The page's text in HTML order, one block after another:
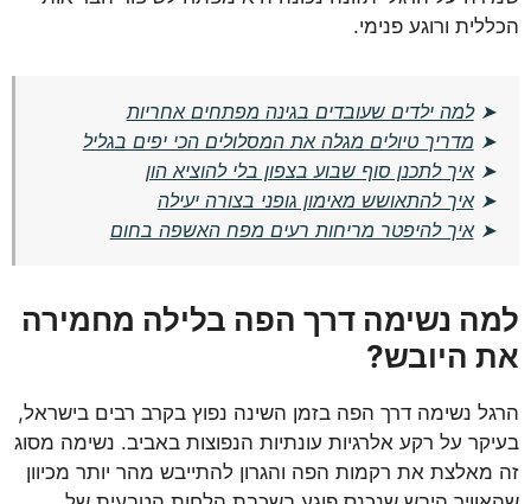
הכללית ורוגע פנימי.
➤למה ילדים שעובדים בגינה מפתחים אחריות
➤ מדריך טיולים מגלה את המסלולים הכי יפים בגליל
➤איך לתכנן סוף שבוע בצפון בלי להוציא הון
➤איך להתאושש מאימון גופני בצורה יעילה
➤איך להיפטר מריחות רעים מפח האשפה בחום
למה נשימה דרך הפה בלילה מחמירה
את היובש?
הרגל נשימה דרך הפה בזמן השינה נפוץ בקרב רבים בישראל,
בעיקר על רקע אלרגיות עונתיות הנפוצות באביב. נשימה מסוג
זה מאלצת את רקמות הפה והגרון להתייבש מהר יותר מכיוון